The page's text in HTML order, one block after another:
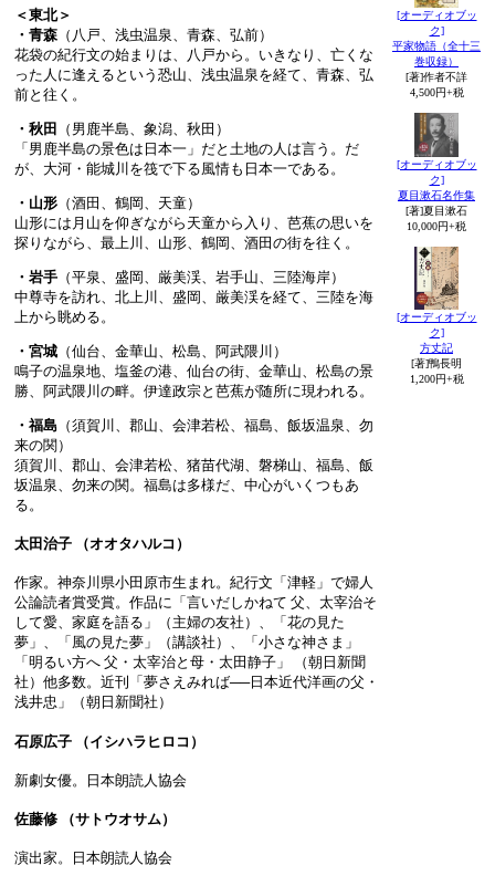
＜東北＞
・青森 （八戸、浅虫温泉、青森、弘前）
花袋の紀行文の始まりは、八戸から。いきなり、亡くな
った人に逢えるという恐山、浅虫温泉を経て、青森、弘
前と往く。
・秋田
（男鹿半島、象潟、秋田）
「男鹿半島の景色は日本一」だと土地の人は言う。だ
が、大河・能城川を筏で下る風情も日本一である。
・山形 （酒田、鶴岡、天童）
山形には月山を仰ぎながら天童から入り、芭蕉の思いを
探りながら、最上川、山形、鶴岡、酒田の街を往く。
・岩手 （平泉、盛岡、厳美渓、岩手山、三陸海岸）
中尊寺を訪れ、北上川、盛岡、厳美渓を経て、三陸を海
上から眺める。
・宮城 （仙台、金華山、松島、阿武隈川）
鳴子の温泉地、塩釜の港、仙台の街、金華山、松島の景
勝、阿武隈川の畔。伊達政宗と芭蕉が随所に現われる。
・福島 （須賀川、郡山、会津若松、福島、飯坂温泉、勿
来の関）
須賀川、郡山、会津若松、猪苗代湖、磐梯山、福島、飯
坂温泉、勿来の関。福島は多様だ、中心がいくつもあ
る。
太田治子 （オオタハルコ）
作家。神奈川県小田原市生まれ。紀行文「津軽」で婦人
公論読者賞受賞。作品に「言いだしかねて 父、太宰治そ
して愛、家庭を語る」（主婦の友社）、「花の見た
夢」、「風の見た夢」（講談社）、「小さな神さま」
「明るい方へ 父・太宰治と母・太田静子」 （朝日新聞
社）他多数。近刊「夢さえみれば──日本近代洋画の父・
浅井忠」（朝日新聞社）
石原広子 （イシハラヒロコ）
新劇女優。日本朗読人協会
佐藤修 （サトウオサム）
演出家。日本朗読人協会
[オーディオブッ
ク]
平家物語（全十三
巻収録）
[著]作者不詳
4,500円+税
[オーディオブッ
ク]
夏目漱石名作集
[著]夏目漱石
10,000円+税
[オーディオブッ
ク]
方丈記
[著]鴨長明
1,200円+税